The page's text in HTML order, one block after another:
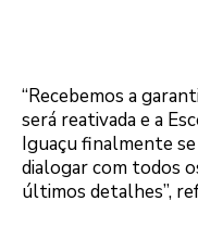
“Recebemos a
será reativada e a
Iguaçu finalmente
dialogar com todos
últimos detalhes”,